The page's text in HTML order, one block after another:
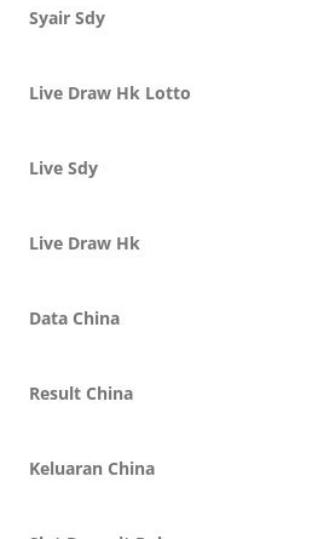
Syair Sdy
Live Draw Hk Lotto
Live Sdy
Live Draw Hk
Data China
Result China
Keluaran China